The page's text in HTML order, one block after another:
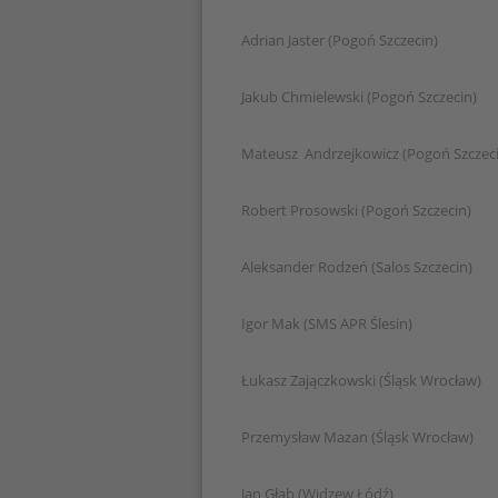
Adrian Jaster (Pogoń Szczecin)
Jakub Chmielewski (Pogoń Szczecin)
Mateusz Andrzejkowicz (Pogoń
Robert Prosowski (Pogoń Szczecin)
Aleksander Rodzeń (Salos Szczecin)
Igor Mak (SMS APR Ślesin)
Łukasz Zajączkowski (Śląsk Wrocław)
Przemysław Mazan (Śląsk Wrocław)
Jan Głąb (Widzew Łódź)